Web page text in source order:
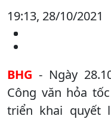
19:13, 28/10/2021
BHG - Ngày
Công văn hỏa
triển khai quyết